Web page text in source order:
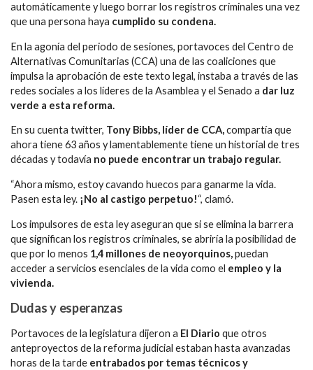
automáticamente y luego borrar los registros criminales una vez
que una persona haya cumplido su condena.
En la agonía del periodo de sesiones, portavoces del Centro de
Alternativas Comunitarias (CCA) una de las coaliciones que
impulsa la aprobación de este texto legal, instaba a través de las
redes sociales a los líderes de la Asamblea y el Senado a dar luz
verde a esta reforma.
En su cuenta twitter, Tony Bibbs, líder de CCA,compartía que
ahora tiene 63 años y lamentablemente tiene un historial de tres
décadas y todavía no puede encontrar un trabajo regular.
“Ahora mismo, estoy cavando huecos para ganarme la vida.
Pasen esta ley. ¡No al castigo perpetuo!“, clamó.
Los impulsores de esta ley aseguran que si se elimina la barrera
que significan los registros criminales, se abriría la posibilidad de
que por lo menos 1,4 millones de neoyorquinos,puedan
acceder a servicios esenciales de la vida como el empleo y la
vivienda.
Dudas y esperanzas
Portavoces de la legislatura dijeron a El Diario que otros
anteproyectos de la reforma judicial estaban hasta avanzadas
horas de la tarde entrabados por temas técnicos y